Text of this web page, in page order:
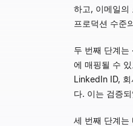
하고, 이메일의
프로덕션 수준
두 번째 단계는
에 매핑될 수
LinkedIn ID,
다. 이는 검증
세 번째 단계는